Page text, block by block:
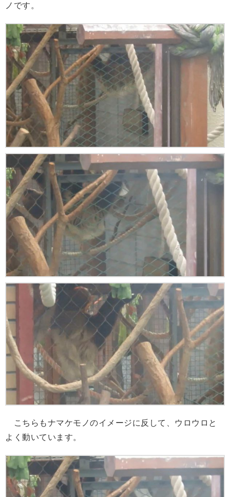
ノです。
こちらもナマケモノのイメージに反して、ウロウロと
よく動いています。